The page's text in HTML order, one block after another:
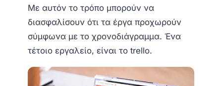
Με αυτόν το τρόπο μπορούν να
διασφαλίσουν ότι τα έργα προχωρούν
σύμφωνα με το χρονοδιάγραμμα. Ένα
τέτοιο εργαλείο, είναι το trello.